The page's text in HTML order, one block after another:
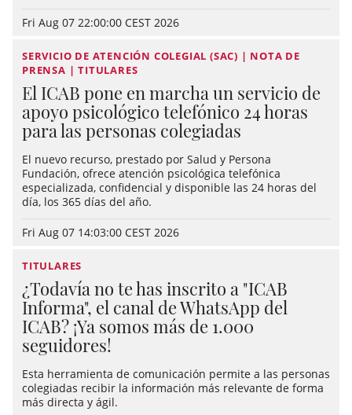
Fri Aug 07 22:00:00 CEST 2026
SERVICIO DE ATENCIÓN COLEGIAL (SAC) | NOTA DE
PRENSA | TITULARES
El ICAB pone en marcha un servicio de
apoyo psicológico telefónico 24 horas
para las personas colegiadas
El nuevo recurso, prestado por Salud y Persona
Fundación, ofrece atención psicológica telefónica
especializada, confidencial y disponible las 24 horas del
día, los 365 días del año.
Fri Aug 07 14:03:00 CEST 2026
TITULARES
¿Todavía no te has inscrito a "ICAB
Informa", el canal de WhatsApp del
ICAB? ¡Ya somos más de 1.000
seguidores!
Esta herramienta de comunicación permite a las personas
colegiadas recibir la información más relevante de forma
más directa y ágil.